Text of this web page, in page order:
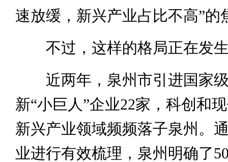
速放缓，新兴产业占比不高”的
不过，这样的格局正在发
近两年，泉州市引进国家
新“小巨人”企业22家，科创和
新兴产业领域频频落子泉州。
业进行有效梳理，泉州明确了